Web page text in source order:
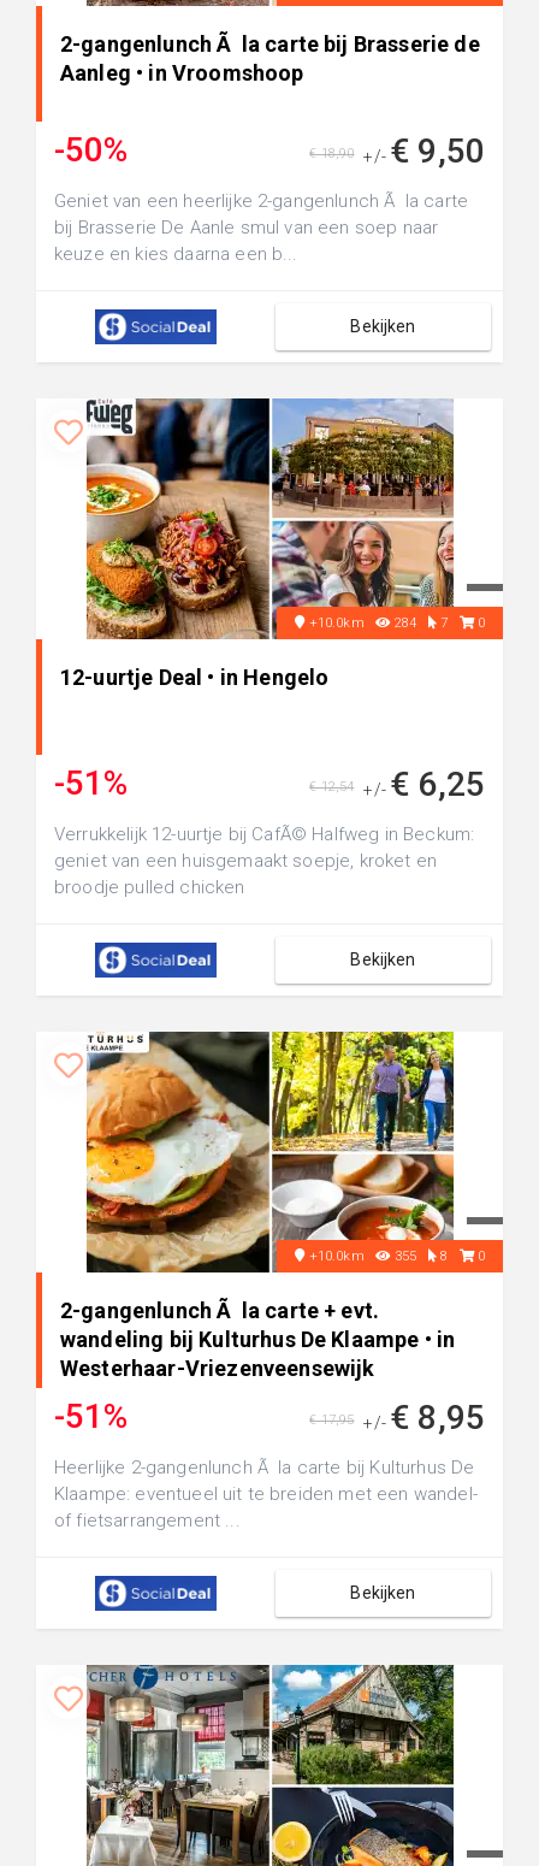
2-gangenlunch Ã la carte bij Brasserie de
Aanleg • in Vroomshoop
-50% +/- € 9,50
€ 18,90
Geniet van een heerlijke 2-gangenlunch Ã la carte
bij Brasserie De Aanle smul van een soep naar
keuze en kies daarna een b...
Bekijken
+10.0km 284 7 0
12-uurtje Deal • in Hengelo
-51% +/- € 6,25
€ 12,54
Verrukkelijk 12-uurtje bij CafÃ© Halfweg in Beckum:
geniet van een huisgemaakt soepje, kroket en
broodje pulled chicken
Bekijken
+10.0km 355 8 0
2-gangenlunch Ã la carte + evt.
wandeling bij Kulturhus De Klaampe • in
Westerhaar-Vriezenveensewijk
-51% +/- € 8,95
€ 17,95
Heerlijke 2-gangenlunch Ã la carte bij Kulturhus De
Klaampe: eventueel uit te breiden met een wandel-
of fietsarrangement ...
Bekijken